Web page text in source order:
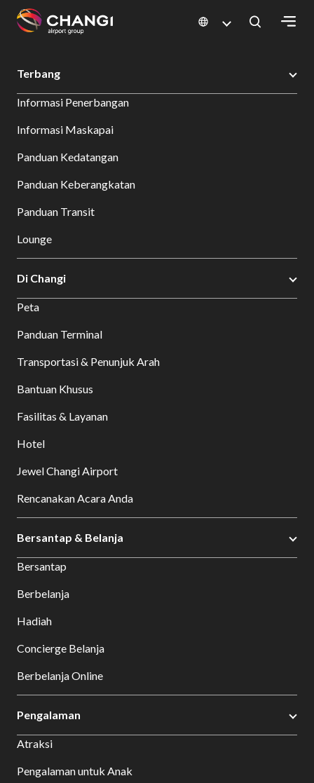
Changi
Language
Changi Airport Bersantap dan Belanja Direktori Toko Shop Detail
Terbang
Informasi Penerbangan
Informasi Maskapai
Panduan Kedatangan
Panduan Keberangkatan
Panduan Transit
Lounge
Di Changi
Peta
Panduan Terminal
Transportasi & Penunjuk Arah
Bantuan Khusus
Fasilitas & Layanan
Hotel
Jewel Changi Airport
Rencanakan Acara Anda
Bersantap & Belanja
Bersantap
Berbelanja
Hadiah
Concierge Belanja
Berbelanja Online
Pengalaman
Atraksi
Pengalaman untuk Anak